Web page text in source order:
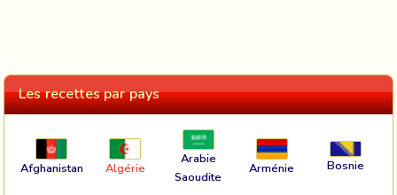
Les recettes par pays
Afghanistan Algérie
Arabie
Saoudite
Arménie Bosnie